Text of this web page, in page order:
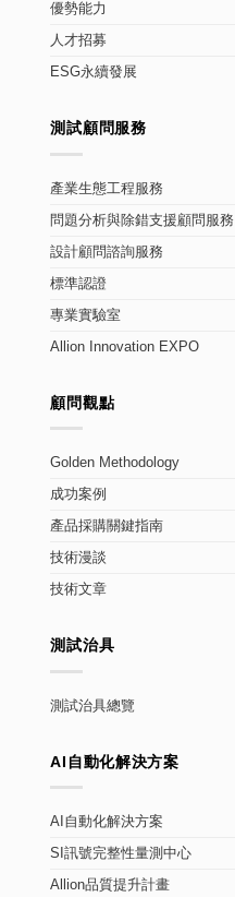
優勢能力
人才招募
ESG永續發展
測試顧問服務
產業生態工程服務
問題分析與除錯支援顧問服務
設計顧問諮詢服務
標準認證
專業實驗室
Allion Innovation EXPO
顧問觀點
Golden Methodology
成功案例
產品採購關鍵指南
技術漫談
技術文章
測試治具
測試治具總覽
AI自動化解決方案
AI自動化解決方案
SI訊號完整性量測中心
Allion品質提升計畫